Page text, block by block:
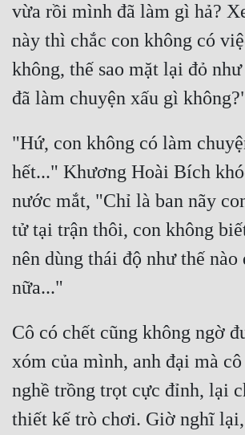
Điền Văn
Đông Phương Huyền Huyễn
Cẩu Đạo Trường Sinh
Truyện Nữ
Vô Địch Lưu
Xây Dựng Thế Lực
vừa rồi mình đã làm gì hả?
này thì chắc con không có
không, thế sao mặt lại đỏ
"Hứ, con không có làm
hết..." Khương Hoài Bích
nước mắt, "Chỉ là ban nãy
tử tại trận thôi, con không
nên dùng thái độ như thế nào
Cô có chết cũng không ngờ
xóm của mình, anh đại mà
nghề trồng trọt cực đỉnh, lại
thiết kế trò chơi. Giờ nghĩ